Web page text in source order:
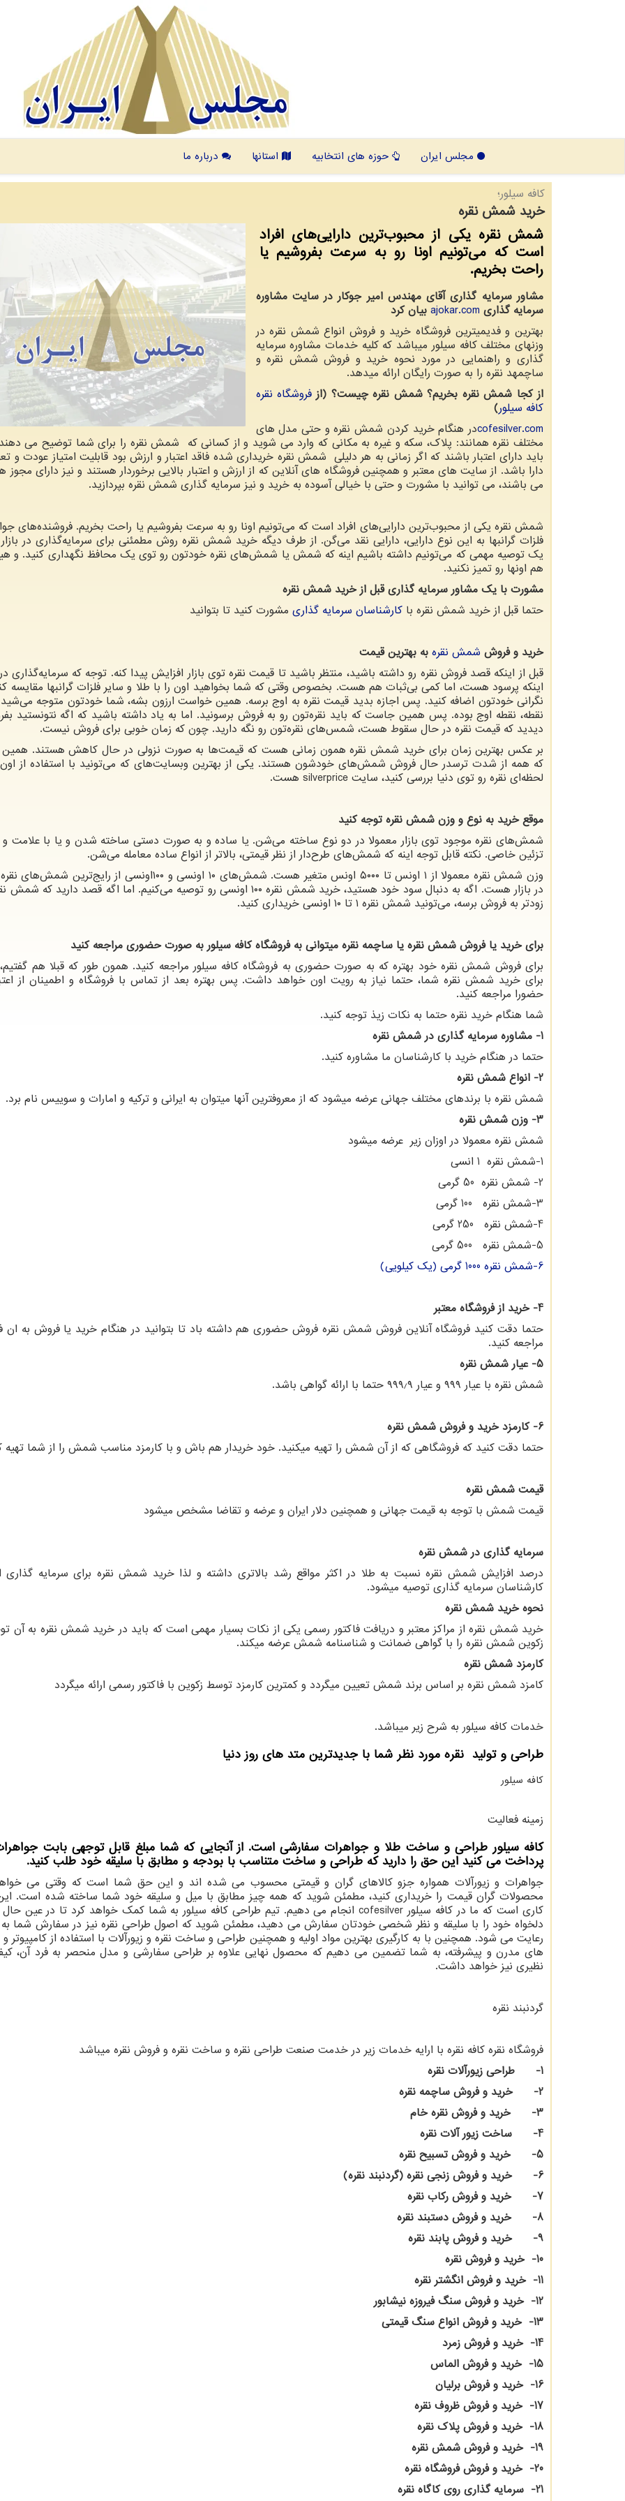
مجلس ایران حوزه های انتخابیه استانها درباره ما
کافه سیلور؛
خرید شمش نقره
شمش نقره یکی از محبوب‌ترین دارایی‌های افراد
است که می‌تونیم اونا رو به سرعت بفروشیم یا
راحت بخریم.
مشاور سرمایه گذاری آقای مهندس امیر جوکار در سایت مشاوره
سرمایه گذاری ajokar.com بیان کرد
بهترین و فدیمیترین فروشگاه خرید و فروش انواع شمش نقره در
وزنهای مختلف کافه سیلور میباشد که کلیه خدمات مشاوره سرمایه
گذاری و راهنمایی در مورد نحوه خرید و فروش شمش نقره و
ساچمهد نقره را به صورت رایگان ارائه میدهد.
از کجا شمش نقره بخریم؟ شمش نقره چیست؟ (ازفروشگاه نقره
کافه سیلور)
cofesilver.comدر هنگام خرید کردن شمش نقره و حتی مدل های
مختلف نقره همانند: پلاک، سکه و غیره به مکانی که وارد می شوید و از کسانی که شمش نقره را برای شما توضیح می
باید دارای اعتبار باشند که اگر زمانی به هر دلیلی شمش نقره خریداری شده فاقد اعتبار و ارزش بود قابلیت امتیاز عودت و
دارا باشد. از سایت های معتبر و همچنین فروشگاه های آنلاین که از ارزش و اعتبار بالایی برخوردار هستند و نیز دارای مجوز
می باشند، می توانید با مشورت و حتی با خیالی آسوده به خرید و نیز سرمایه گذاری شمش نقره بپردازید.
شمش نقره یکی از محبوب‌ترین دارایی‌های افراد است که می‌تونیم اونا رو به سرعت بفروشیم یا راحت بخریم. فروشنده‌های
فلزات گرانبها به این نوع دارایی، دارایی نقد می‌گن. از طرف دیگه خرید شمش نقره روش مطمئنی برای سرمایه‌گذاری در
یک توصیه مهمی که می‌تونیم داشته باشیم اینه که شمش یا شمش‌های نقره خودتون رو توی یک محافظ نگهداری کنید. و
هم اونها رو تمیز نکنید.
مشورت با یک مشاور سرمایه گذاری قبل از خرید شمش نقره
حتما قبل از خرید شمش نقره با کارشناسان سرمایه گذاری مشورت کنید تا بتوانید
خرید و فروش شمش‌ نقره به بهترین قیمت
قبل از اینکه قصد فروش نقره رو داشته باشید، منتظر باشید تا قیمت نقره توی بازار افزایش پیدا کنه. توجه که سرمایه‌گذاری در
اینکه پرسود هست، اما کمی بی‌ثبات هم هست. بخصوص وقتی که شما بخواهید اون را با طلا و سایر فلزات گرانبها مقایسه
نگرانی خودتون اضافه کنید. پس اجازه بدید قیمت نقره به اوج برسه. همین خواست ارزون بشه، شما خودتون متوجه
نقطه، نقطه اوج بوده. پس همین جاست که باید نقره‌تون رو به فروش برسونید. اما به یاد داشته باشید که اگه نتونستید
دیدید که قیمت نقره در حال سقوط هست، شمس‌های نقره‌تون رو نگه دارید. چون که زمان خوبی برای فروش نیست.
بر عکس بهترین زمان برای خرید شمش نقره همون زمانی هست که قیمت‌ها به صورت نزولی در حال کاهش هستند.
که همه از شدت ترسدر حال فروش شمش‌های خودشون هستند. یکی از بهترین وبسایت‌های که می‌تونید با استفاده از
لحظه‌ای نقره رو توی دنیا بررسی کنید، سایت silverprice هست.
موقع خرید به نوع و وزن شمش نقره توجه کنید
شمش‌های نقره موجود توی بازار معمولا در دو نوع ساخته می‌شن. یا ساده و به صورت دستی ساخته شدن و یا با علامت
تزئین خاصی. نکته قابل توجه اینه که شمش‌های طرح‌دار از نظر قیمتی، بالاتر از انواع ساده معامله می‌شن.
وزن شمش نقره معمولا از ۱ اونس تا ۵۰۰۰ اونس متغیر هست. شمش‌های ۱۰ اونسی و ۱۰۰اونسی از
در بازار هست. اگه به دنبال سود خود هستید، خرید شمش نقره ۱۰۰ اونسی رو توصیه می‌کنیم. اما اگه قصد دارید
زودتر به فروش برسه، می‌تونید شمش نقره ۱ تا ۱۰ اونسی خریداری کنید.
برای خرید یا فروش شمش نقره یا ساچمه نقره میتوانی به فروشگاه کافه سیلور به صورت حضوری مراجعه کنید
برای فروش شمش نقره خود بهتره که به صورت حضوری به فروشگاه کافه سیلور مراجعه کنید. همون طور که قبلا هم گفتیم،
برای خرید شمش نقره شما، حتما نیاز به رویت اون خواهد داشت. پس بهتره بعد از تماس با فروشگاه و اطمینان از
حضورا مراجعه کنید.
شما هنگام خرید نقره حتما به نکات زیذ توجه کنید.
1- مشاوره سرمایه گذاری در شمش نقره
حتما در هنگام خرید با کارشناسان ما مشاوره کنید.
2- انواع شمش نقره
شمش نقره با برندهای مختلف جهانی عرضه میشود که از معروفترین آنها میتوان به ایرانی و ترکیه و امارات و سوییس نام برد.
3- وزن شمش نقره
شمش نقره معمولا در اوزان زیر عرضه میشود
1-شمش نقره 1 انسی
2- شمش نقره 50 گرمی
3-شمش نقره 100 گرمی
4-شمش نقره 250 گرمی
5-شمش نقره 500 گرمی
6-شمش نقره 1000 گرمی (یک کیلویی)
4- خرید از فروشگاه معتبر
حتما دقت کنید فروشگاه آنلاین فروش شمش نقره فروش حضوری هم داشته باد تا بتوانید در هنگام خرید یا فروش به ان
مراجعه کنید.
5- عیار شمش نقره
شمش نقره با عیار ۹۹۹ و عیار ۹۹۹٫۹ حتما با ارائه گواهی باشد.
6- کارمزد خرید و فروش شمش نقره
حتما دقت کنید که فروشگاهی که از آن شمش را تهیه میکنید. خود خریدار هم باش و با کارمزد مناسب شمش را از شما تهیه
قیمت شمش نقره
قیمت شمش با توجه به قیمت جهانی و همچنین دلار ایران و عرضه و تقاضا مشخص میشود
سرمایه گذاری در شمش نقره
درصد افزایش شمش نقره نسبت به طلا در اکثر مواقع رشد بالاتری داشته و لذا خرید شمش نقره برای سرمایه
کارشناسان سرمایه گذاری توصیه میشود.
نحوه خرید شمش نقره
خرید شمش نقره از مراکز معتبر و دریافت فاکتور رسمی یکی از نکات بسیار مهمی است که باید در خرید شمش نقره به آن
زکوین شمش نقره را با گواهی ضمانت و شناسنامه شمش عرضه میکند.
کارمزد شمش نقره
کامزد شمش نقره بر اساس برند شمش تعیین میگردد و کمترین کارمزد توسط زکوین با فاکتور رسمی ارائه میگردد
خدمات کافه سیلور به شرح زیر میباشد.
طراحی و تولید نقره مورد نظر شما با جدیدترین متد های روز دنیا
کافه سیلور
زمینه فعالیت
کافه سیلور طراحی و ساخت طلا و جواهرات سفارشی است. از آنجایی که شما مبلغ قابل توجهی بابت
پرداخت می کنید این حق را دارید که طراحی و ساخت متناسب با بودجه و مطابق با سلیقه خود طلب کنید.
جواهرات و زیورآلات همواره جزو کالاهای گران و قیمتی محسوب می شده اند و این حق شما است که وقتی می
محصولات گران قیمت را خریداری کنید، مطمئن شوید که همه چیز مطابق با میل و سلیقه خود شما ساخته شده است.
کاری است که ما در کافه سیلور cofesilverانجام می دهیم. تیم طراحی کافه سیلور به شما کمک خواهد کرد تا در عین حال
دلخواه خود را با سلیقه و نظر شخصی خودتان سفارش می دهید، مطمئن شوید که اصول طراحی نقره نیز در سفارش شما
رعایت می شود. همچنین با به کارگیری بهترین مواد اولیه و همچنین طراحی و ساخت نقره و زیورآلات با استفاده از کامپیوتر
های مدرن و پیشرفته، به شما تضمین می دهیم که محصول نهایی علاوه بر طراحی سفارشی و مدل منحصر به فرد آن،
نظیری نیز خواهد داشت.
گردنبند نقره
فروشگاه نقره کافه نقره با ارايه خدمات زیر در خدمت صنعت طراحی نقره و ساخت نقره و فروش نقره میباشد
1- طراحی زیورآلات نقره
2- خرید و فروش ساچمه نقره
3- خرید و فروش نقره خام
4- ساخت زیور آلات نقره
5- خرید و فروش تسبیح نقره
6- خرید و فروش زنجی نقره (گردنبند نقره)
7- خرید و فروش رکاب نقره
8- خرید و فروش دستبند نقره
9- خرید و فروش پابند نقره
10- خرید و فروش نقره
11- خرید و فروش انگشتر نقره
12- خرید و فروش سنگ فیروزه نیشابور
13- خرید و فروش انواع سنگ قیمتی
14- خرید و فروش زمرد
15- خرید و فروش الماس
16- خرید و فروش برلیان
17- خرید و فروش ظروف نقره
18- خرید و فروش پلاک نقره
19- خرید و فروش شمش نقره
20- خرید و فروش فروشگاه نقره
21- سرمایه گذاری روی کاگاه نقره